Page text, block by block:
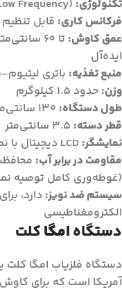
تکنولوژی:
فرکانس کاری: قابل تنظیم بین 7.8 تا
عمق کاوش:
ایده‌آل
منبع تغذیه: باتری لیتیوم-یون
وزن: حدود 1.5 کیلوگرم
طول دستگاه:
قطر دسته:
نمایشگر:
مقاومت در برابر آب:
(غوطه‌وری کامل توصیه
سیستم ضد نویز: دارد،
الکترومغناطیسی
دستگاهامگاکلت
دستگاه فلزیاب امگا
آمریکا است که برای